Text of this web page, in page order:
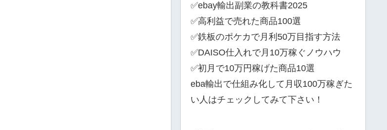
✅ebay輸出副業の教科書2025
✅高利益で売れた商品100選
✅鉄板のポケカで月利50万目指す方法
✅DAISO仕入れで月10万稼ぐノウハウ
✅初月で10万円稼げた商品10選
eba輸出で仕組み化して月収100万稼ぎた
い人はチェックしてみて下さい！